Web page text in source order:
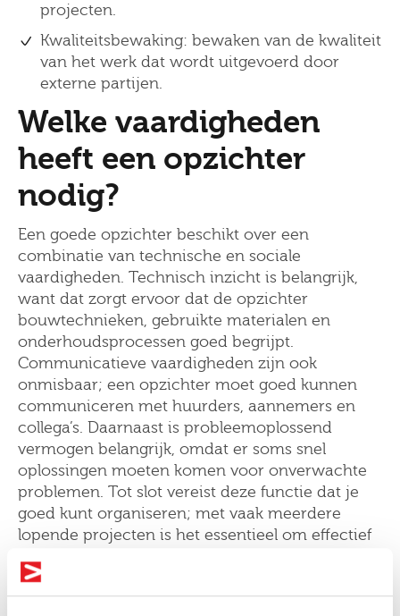
projecten.
Kwaliteitsbewaking: bewaken van de kwaliteit
van het werk dat wordt uitgevoerd door
externe partijen.
Welke vaardigheden
heeft een opzichter
nodig?
Een goede opzichter beschikt over een
combinatie van technische en sociale
vaardigheden. Technisch inzicht is belangrijk,
want dat zorgt ervoor dat de opzichter
bouwtechnieken, gebruikte materialen en
onderhoudsprocessen goed begrijpt.
Communicatieve vaardigheden zijn ook
onmisbaar; een opzichter moet goed kunnen
communiceren met huurders, aannemers en
collega’s. Daarnaast is probleemoplossend
vermogen belangrijk, omdat er soms snel
oplossingen moeten komen voor onverwachte
problemen. Tot slot vereist deze functie dat je
goed kunt organiseren; met vaak meerdere
lopende projecten is het essentieel om effectief
Wat is het verschil